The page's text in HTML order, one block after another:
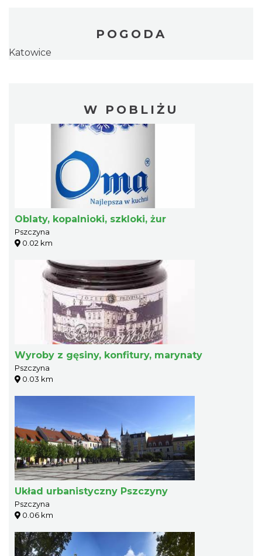
POGODA
Katowice
W POBLIŻU
Oblaty, kopalnioki, szkloki, żur
Pszczyna
0.02 km
Wyroby z gęsiny, konfitury, marynaty
Pszczyna
0.03 km
Układ urbanistyczny Pszczyny
Pszczyna
0.06 km